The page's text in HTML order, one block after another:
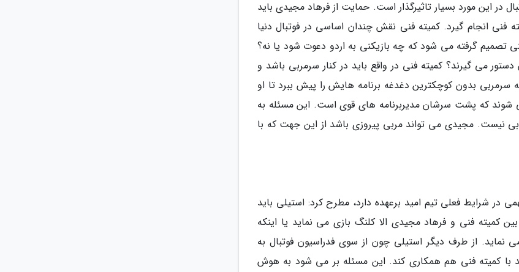
در این مورد بسیار تاثیرگذار است. حمایت از فرهاد مجیدی باید
فنی انجام گیرد. کمیته فنی نقش چندان اساسی در فوتبال دنیا
تصمیم گرفته می شود که چه بازیکنی به اردو دعوت شود یا نه؟
می گیرند؟ کمیته فنی در واقع باید در کنار سرمربی باشد و
سرمربی بدون کوچکترین دغدغه برنامه هایش را پیش ببرد تا او
شوند که پشت سرشان مدیربرنامه های قوی است. این مسئله به
نیست. مجیدی می تواند مربی پیروزی باشد از این جهت که با
در شرایط فعلی تیم امید برعهده دارد، مطرح کرد: استیلی باید
کمیته فنی و فرهاد مجیدی الا کلنگ بازی می نماید یا اینکه
از طرف دیگر استیلی چون از سوی فدراسیون فوتبال به
با کمیته فنی هم همکاری کند. این مسئله بر می شود به هوش